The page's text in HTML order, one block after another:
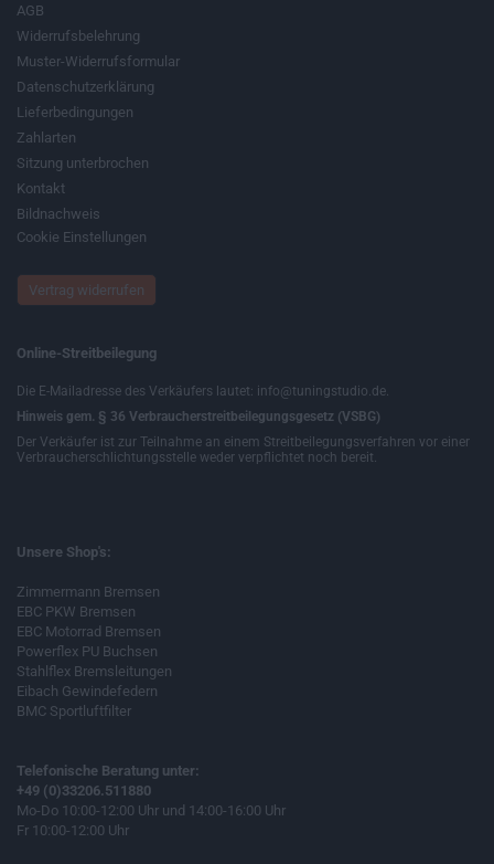
AGB
Widerrufsbelehrung
Muster-Widerrufsformular
Datenschutzerklärung
Lieferbedingungen
Zahlarten
Sitzung unterbrochen
Kontakt
Bildnachweis
Cookie Einstellungen
Vertrag widerrufen
Online-Streitbeilegung
Die E-Mailadresse des Verkäufers lautet: info@tuningstudio.de.
Hinweis gem. § 36 Verbraucherstreitbeilegungsgesetz (VSBG)
Der Verkäufer ist zur Teilnahme an einem Streitbeilegungsverfahren vor einer
Verbraucherschlichtungsstelle weder verpflichtet noch bereit.
Unsere Shop's:
Zimmermann Bremsen
EBC PKW Bremsen
EBC Motorrad Bremsen
Powerflex PU Buchsen
Stahlflex Bremsleitungen
Eibach Gewindefedern
BMC Sportluftfilter
Telefonische Beratung unter:
+49 (0)33206.511880
Mo-Do 10:00-12:00 Uhr und 14:00-16:00 Uhr
Fr 10:00-12:00 Uhr